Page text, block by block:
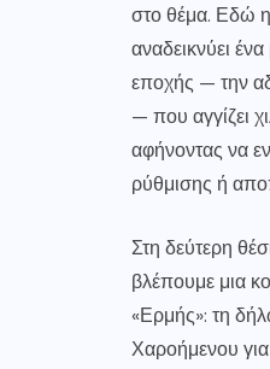
στο θέμα. Εδώ η
αναδεικνύει
εποχής — την
— που αγγίζει
αφήνοντας να
ρύθμισης ή
Στη δεύτερη
βλέπουμε μια
«Ερμής»: τη
Χαροήμενου